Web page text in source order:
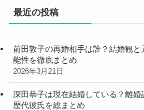
最近の投稿
前田敦子の再婚相手は誰？結婚観と
能性を徹底まとめ
2026年3月21日
深田恭子は現在結婚している？離婚
歴代彼氏を総まとめ